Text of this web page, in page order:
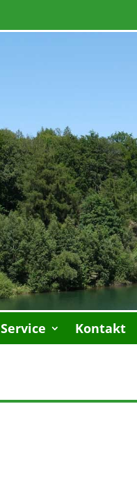
Service Kontakt